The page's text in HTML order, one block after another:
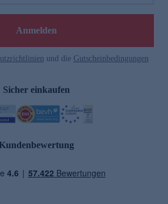
Anmelden
und die Gutscheinbedingungen
Sicher einkaufen